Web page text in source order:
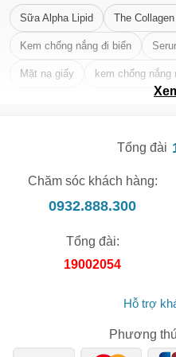
Sữa Alpha Lipid The
Kem chống nắng đi biển
Mặt nạ giấy kem chống nắng
Tổng đài
Chăm sóc khách hàng:
0932.888.300
Tổng đài:
19002054
Hỗ trợ
Phương
Số lần áp dụng:1lần
Áp dụng cho đơn hàng từ:0
Chỉ áp dụng cho gian hàng:
Ngày hết hạn:
LẤY